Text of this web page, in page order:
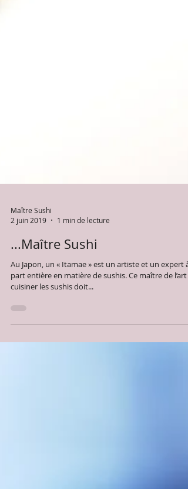
Maître Sushi
2 juin 2019
1 min de lecture
...Maître Sushi
part entière en matière de sushis. Ce maître de l’art